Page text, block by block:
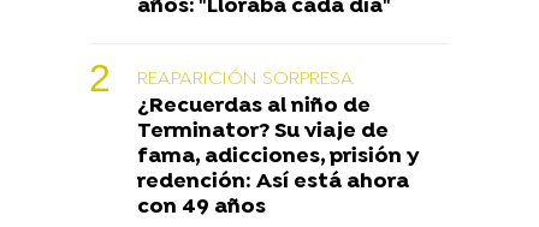
años: "Lloraba cada día"
REAPARICIÓN SORPRESA
¿Recuerdas al niño de
Terminator? Su viaje de
fama, adicciones, prisión y
redención: Así está ahora
con 49 años